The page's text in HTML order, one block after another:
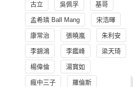
古立 吳佩孚 基哥
孟希璘 Ball Mang 宋浩暉
康常治 張曉嵐 朱利安
李錦鴻 李鑑峰 梁天琦
楊偉倫 湯寳如
瘋中三子 羅倫斯